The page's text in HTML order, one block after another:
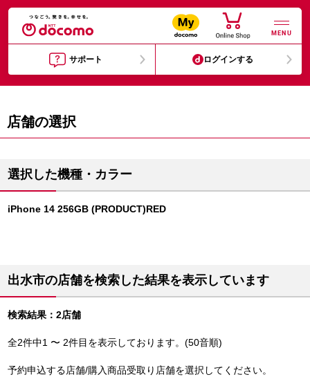
MENU
サポート ログインする
店舗の選択
選択した機種・カラー
iPhone 14 256GB (PRODUCT)RED
出水市の店舗を検索した結果を表示しています
検索結果：2店舗
全2件中1 〜 2件目を表示しております。(50音順)
予約申込する店舗/購入商品受取り店舗を選択してください。